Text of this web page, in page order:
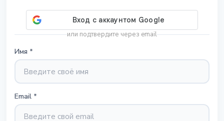
или подтвердите через email
Имя *
Email *